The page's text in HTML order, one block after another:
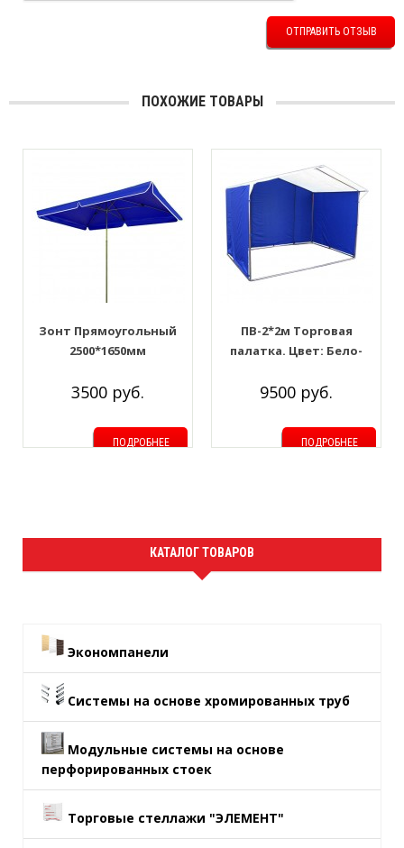
ОТПРАВИТЬ ОТЗЫВ
ПОХОЖИЕ ТОВАРЫ
Зонт Прямоугольный
2500*1650мм
3500 руб.
ПОДРОБНЕЕ
ПВ-2*2м Торговая
палатка. Цвет: Бело-
9500 руб.
ПОДРОБНЕЕ
КАТАЛОГ ТОВАРОВ
Экономпанели
Системы на основе хромированных труб
Модульные системы на основе
перфорированных стоек
Торговые стеллажи "ЭЛЕМЕНТ"